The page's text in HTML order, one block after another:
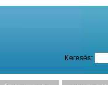
Keresés: